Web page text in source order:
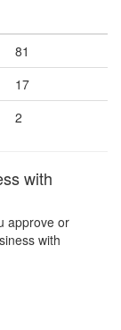
81
17
2
with
approve or
with